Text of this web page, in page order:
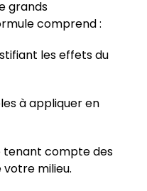
grands
comprend :
les effets du
à appliquer en
tenant compte des
milieu.